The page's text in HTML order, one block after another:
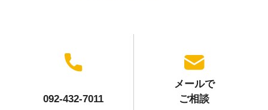
092-432-7011
メールで
ご相談